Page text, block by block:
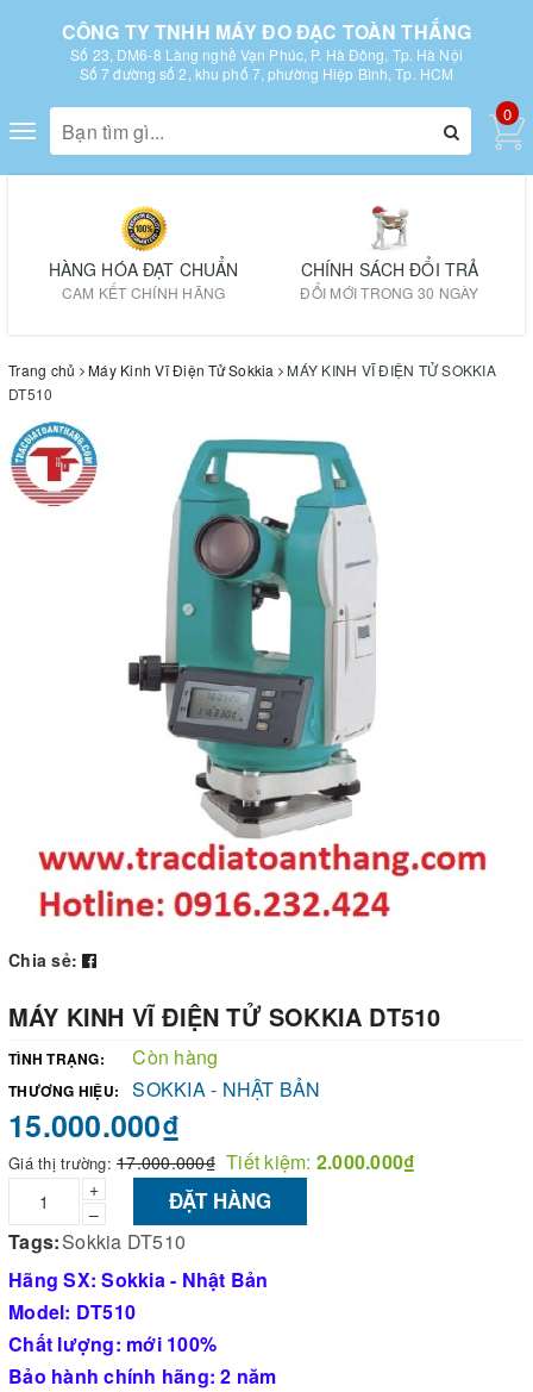
CÔNG TY TNHH MÁY ĐO ĐẠC TOÀN THẮNG
Số 23, DM6-8 Làng nghề Vạn Phúc, P. Hà Đông, Tp. Hà Nội
Số 7 đường số 2, khu phố 7, phường Hiệp Bình, Tp. HCM
Toggle
navigation
0
HÀNG HÓA ĐẠT CHUẨN
CAM KẾT CHÍNH HÃNG
CHÍNH SÁCH ĐỔI TRẢ
ĐỔI MỚI TRONG 30 NGÀY
Trang chủ Máy Kinh Vĩ Điện Tử Sokkia
MÁY KINH VĨ ĐIỆN TỬ SOKKIA
DT510
Chia sẻ:
MÁY KINH VĨ ĐIỆN TỬ SOKKIA DT510
TÌNH TRẠNG: Còn hàng
THƯƠNG HIỆU: SOKKIA - NHẬT BẢN
15.000.000₫
Giá thị trường: 17.000.000₫ Tiết kiệm: 2.000.000₫
+
–
ĐẶT HÀNG
Tags:Sokkia DT510
Hãng SX: Sokkia - Nhật Bản
Model: DT510
Chất lượng: mới 100%
Bảo hành chính hãng: 2 năm